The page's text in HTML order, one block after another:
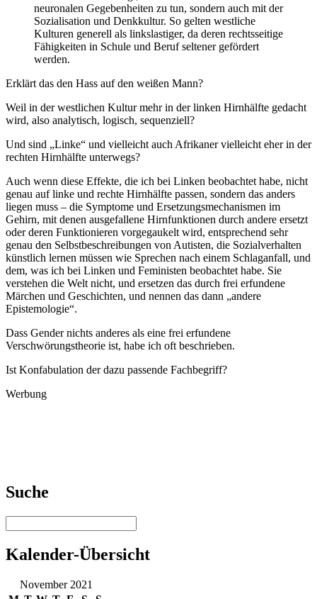
neuronalen Gegebenheiten zu tun, sondern auch mit der
Sozialisation und Denkkultur. So gelten westliche
Kulturen generell als linkslastiger, da deren rechtsseitige
Fähigkeiten in Schule und Beruf seltener gefördert
werden.
Erklärt das den Hass auf den weißen Mann?
Weil in der westlichen Kultur mehr in der linken Hirnhälfte gedacht
wird, also analytisch, logisch, sequenziell?
Und sind „Linke“ und vielleicht auch Afrikaner vielleicht eher in der
rechten Hirnhälfte unterwegs?
Auch wenn diese Effekte, die ich bei Linken beobachtet habe, nicht
genau auf linke und rechte Hirnhälfte passen, sondern das anders
liegen muss – die Symptome und Ersetzungsmechanismen im
Gehirn, mit denen ausgefallene Hirnfunktionen durch andere ersetzt
oder deren Funktionieren vorgegaukelt wird, entsprechend sehr
genau den Selbstbeschreibungen von Autisten, die Sozialverhalten
künstlich lernen müssen wie Sprechen nach einem Schlaganfall, und
dem, was ich bei Linken und Feministen beobachtet habe. Sie
verstehen die Welt nicht, und ersetzen das durch frei erfundene
Märchen und Geschichten, und nennen das dann „andere
Epistemologie“.
Dass Gender nichts anderes als eine frei erfundene
Verschwörungstheorie ist, habe ich oft beschrieben.
Ist Konfabulation der dazu passende Fachbegriff?
Werbung
Suche
Kalender-Übersicht
November 2021